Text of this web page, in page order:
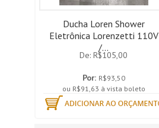
Ducha Loren Shower
Eletrônica Lorenzetti 110V
/...
De: R$105,00
Por: R$93,50
ou R$91,63 à vista boleto